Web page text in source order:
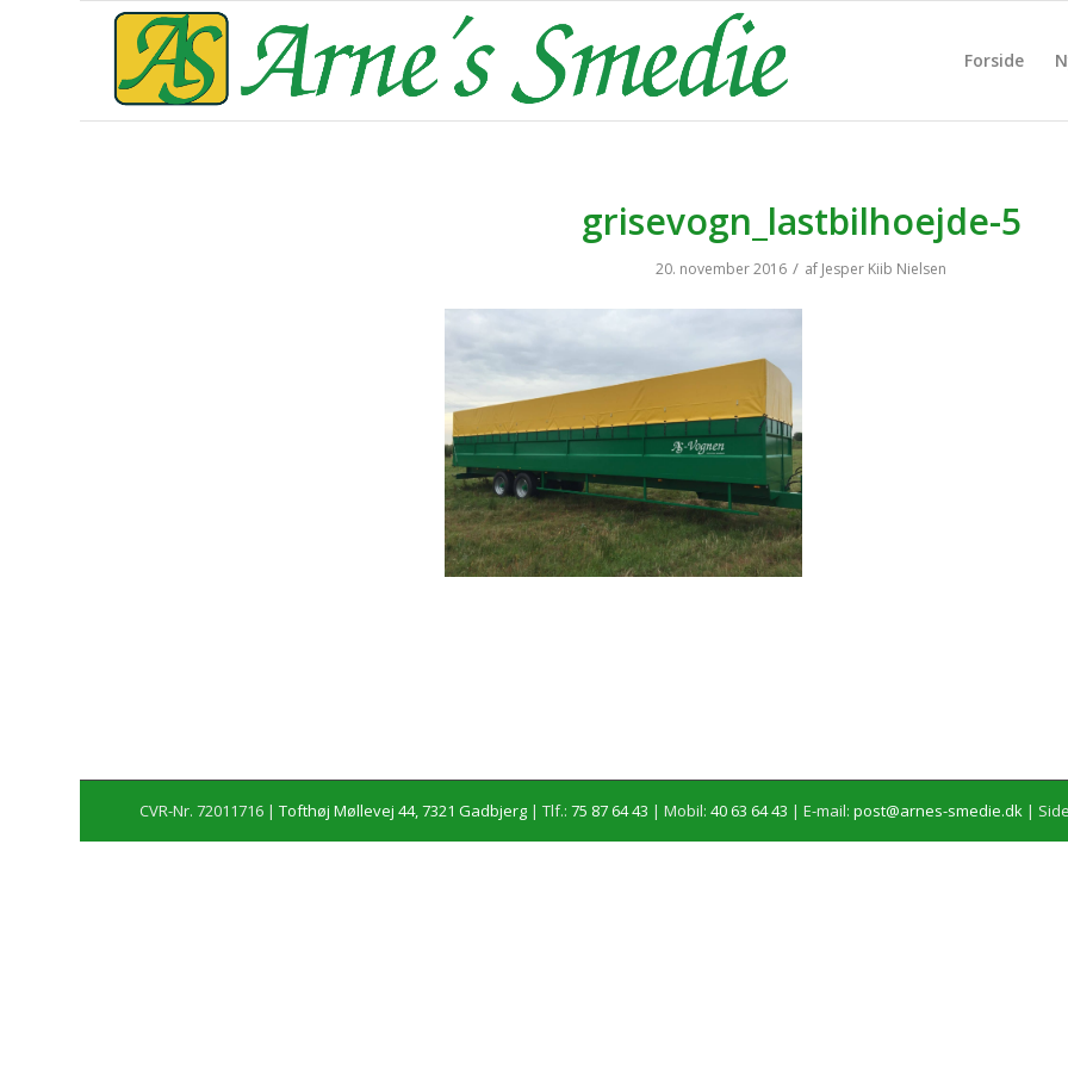
Forside
grisevogn_lastbilhoejde-5
20. november 2016 / af Jesper Kiib Nielsen
CVR-Nr. 72011716 |Tofthøj Møllevej 44, 7321 Gadbjerg | Tlf.:75 87 64 43 | Mobil:40 63 64 43 | E-mail:post@arnes-smedie.dk |